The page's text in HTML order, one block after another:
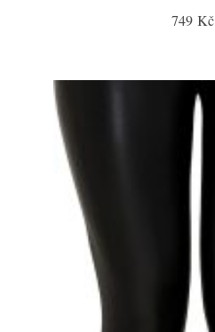
749 Kč